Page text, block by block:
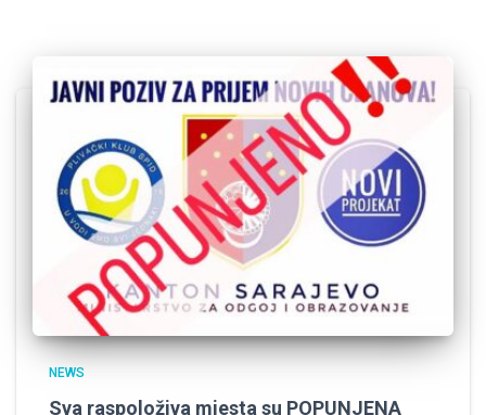
NEWS
Sva raspoloživa mjesta su POPUNJENA